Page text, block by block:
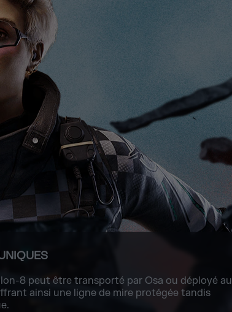
8 peut être transporté par Osa ou déployé au
ainsi une ligne de mire protégée tandis